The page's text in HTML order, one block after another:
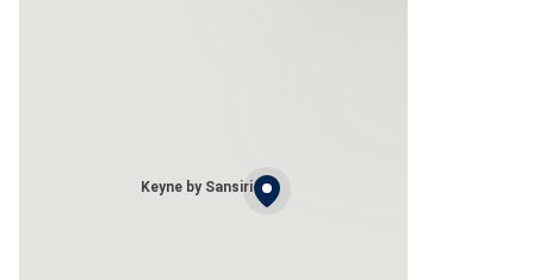
Keyne by Sansiri